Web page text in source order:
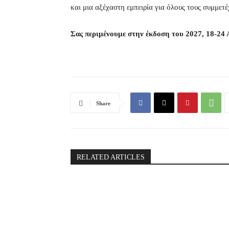
και μια αξέχαστη εμπειρία για όλους τους
Σας περιμένουμε στην έκδοση του 2027, 18-24
Share
RELATED ARTICLES